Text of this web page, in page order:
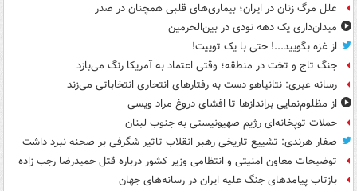
علل مرگ زنان در ایران؛ بیماری‌های قلبی همچنان در صدر
میدان‌داری یک دهه نودی در بین‌الحرمین
از غزه بگویید...! حتی با یک توییت!
جنگ تاج و تخت در منطقه؛ وقتی اعتماد به آمریکا رنگ می‌بازد
رسانه عبری: نتانیاهو دست به رفتارهای انتحاری انتخاباتی می‌زند
از مظلوم‌نمایی براندازها تا افشای دروغ مراد ویسی
حملات توپخانه‌ای رژیم صهیونیستی به جنوب لبنان
صفار هرندی: تشییع تاریخی رهبر انقلاب تاثیر شگرفی بر صحنه نبرد داشت
توضیحات معاون امنیتی و انتظامی وزیر کشور درباره قتل حمیدرضا رجب زاده
بازتاب پیامدهای جنگ علیه ایران در رسانه‌های جهان